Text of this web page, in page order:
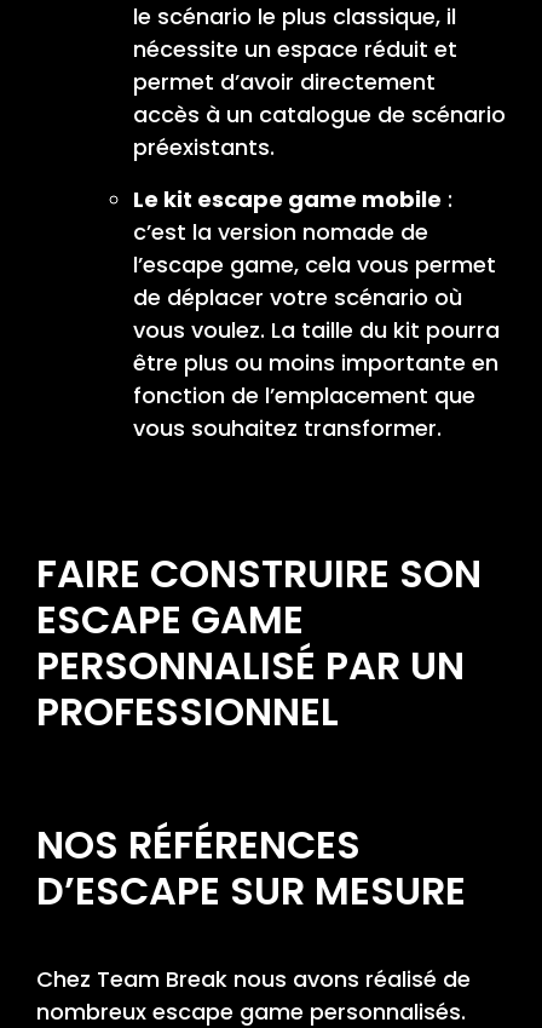
le scénario le plus classique, il
nécessite un espace réduit et
permet d’avoir directement
accès à un catalogue de scénario
préexistants.
Le kit escape game mobile :
c’est la version nomade de
l’escape game, cela vous permet
de déplacer votre scénario où
vous voulez. La taille du kit pourra
être plus ou moins importante en
fonction de l’emplacement que
vous souhaitez transformer.
FAIRE CONSTRUIRE SON
ESCAPE GAME
PERSONNALISÉ PAR UN
PROFESSIONNEL
NOS RÉFÉRENCES
D’ESCAPE SUR MESURE
Chez Team Break nous avons réalisé de
nombreux escape game personnalisés.